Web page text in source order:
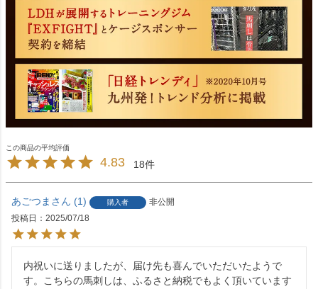
4.83 18
あごつま 1 購入者
非公開
投稿日
2025/07/18
内祝いに送りましたが、届け先も喜んでいただいたようで
す。こちらの馬刺しは、ふるさと納税でもよく頂いています